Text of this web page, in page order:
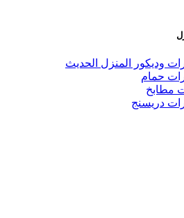
وديكور المنزل الحديث
حمام
مطابخ
دريسنج